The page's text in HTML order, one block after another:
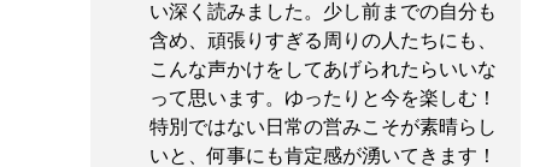
い深く読みました。少し前までの自分も
含め、頑張りすぎる周りの人たちにも、
こんな声かけをしてあげられたらいいな
って思います。ゆったりと今を楽しむ！
特別ではない日常の営みこそが素晴らし
いと、何事にも肯定感が湧いてきます！